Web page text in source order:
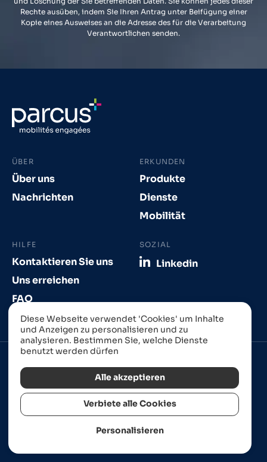
Rechte ausüben, indem Sie Ihren Antrag unter Beifügung einer
Kopie eines Ausweises an die Adresse des für die Verarbeitung
Verantwortlichen senden.
ÜBER
Über uns
Nachrichten
ERKUNDEN
Produkte
Dienste
Mobilität
HILFE
Kontaktieren Sie uns
Uns erreichen
FAQ
SOZIAL
Linkedin
Website in Straßburg erstellt vonIzhak
Rechtliche HinweiseDatenschutzrichtlinie
Diese Webseite verwendet 'Cookies' um Inhalte
und Anzeigen zu personalisieren und zu
analysieren. Bestimmen Sie, welche Dienste
benutzt werden dürfen
Alle akzeptieren
Verbiete alle Cookies
Personalisieren